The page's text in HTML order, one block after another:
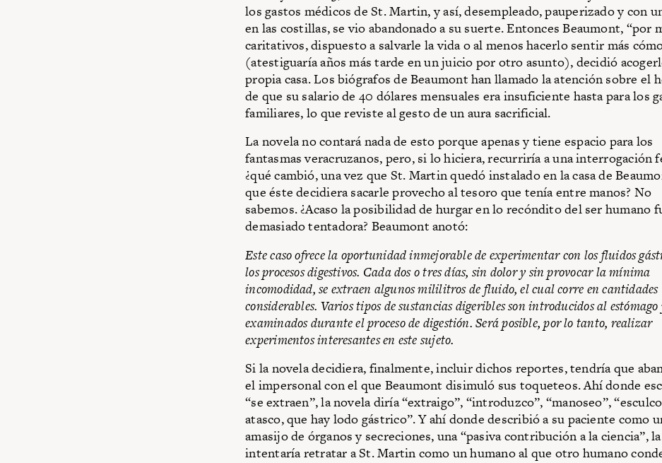
los gastos médicos de St. Martin, y así, desempleado, pauperizado y con
en las costillas, se vio abandonado a su suerte. Entonces Beaumont, “por
caritativos, dispuesto a salvarle la vida o al menos hacerlo sentir más
(atestiguaría años más tarde en un juicio por otro asunto), decidió
propia casa. Los biógrafos de Beaumont han llamado la atención sobre el
de que su salario de 40 dólares mensuales era insuficiente hasta para los
familiares, lo que reviste al gesto de un aura sacrificial.
La novela no contará nada de esto porque apenas y tiene espacio para los
fantasmas veracruzanos, pero, si lo hiciera, recurriría a una interrogación
¿qué cambió, una vez que St. Martin quedó instalado en la casa de
que éste decidiera sacarle provecho al tesoro que tenía entre manos? No
sabemos. ¿Acaso la posibilidad de hurgar en lo recóndito del ser humano
demasiado tentadora? Beaumont anotó:
Este caso ofrece la oportunidad inmejorable de experimentar con los fluidos
los procesos digestivos. Cada dos o tres días, sin dolor y sin provocar la mínima
incomodidad, se extraen algunos mililitros de fluido, el cual corre en cantidades
considerables. Varios tipos de sustancias digeribles son introducidos al estómago
examinados durante el proceso de digestión. Será posible, por lo tanto, realizar
experimentos interesantes en este sujeto.
Si la novela decidiera, finalmente, incluir dichos reportes, tendría que
el impersonal con el que Beaumont disimuló sus toqueteos. Ahí donde
“se extraen”, la novela diría “extraigo”, “introduzco”, “manoseo”,
atasco, que hay lodo gástrico”. Y ahí donde describió a su paciente como
amasijo de órganos y secreciones, una “pasiva contribución a la ciencia”,
intentaría retratar a St. Martin como un humano al que otro humano